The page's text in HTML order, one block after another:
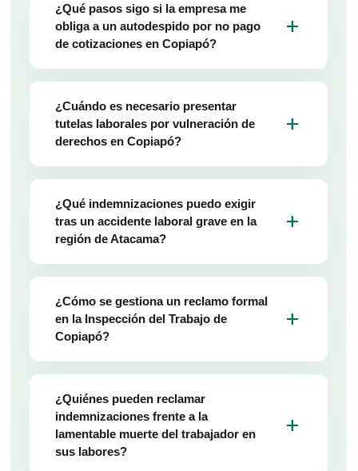
¿Qué pasos sigo si la empresa me
obliga a un autodespido por no pago
de cotizaciones en Copiapó?
add
¿Cuándo es necesario presentar
tutelas laborales por vulneración de
derechos en Copiapó?
add
¿Qué indemnizaciones puedo exigir
tras un accidente laboral grave en la
región de Atacama?
add
¿Cómo se gestiona un reclamo formal
en la Inspección del Trabajo de
Copiapó?
add
¿Quiénes pueden reclamar
indemnizaciones frente a la
lamentable muerte del trabajador en
sus labores?
add